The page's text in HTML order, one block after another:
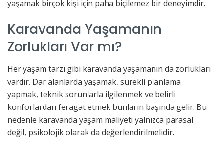
yaşamak birçok kişi için paha biçilemez bir deneyimdir.
Karavanda Yaşamanın
Zorlukları Var mı?
Her yaşam tarzı gibi karavanda yaşamanın da zorlukları
vardır. Dar alanlarda yaşamak, sürekli planlama
yapmak, teknik sorunlarla ilgilenmek ve belirli
konforlardan feragat etmek bunların başında gelir. Bu
nedenle karavanda yaşam maliyeti yalnızca parasal
değil, psikolojik olarak da değerlendirilmelidir.